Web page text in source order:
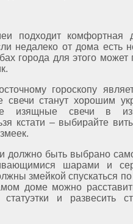
подходит комфортная
недалеко от дома есть
города для этого может
гороскопу
станут хорошим
изящные свечи в
кстати – выбирайте
должно быть выбрано
шарами и
змейкой спускаться по
доме можно
и развесить